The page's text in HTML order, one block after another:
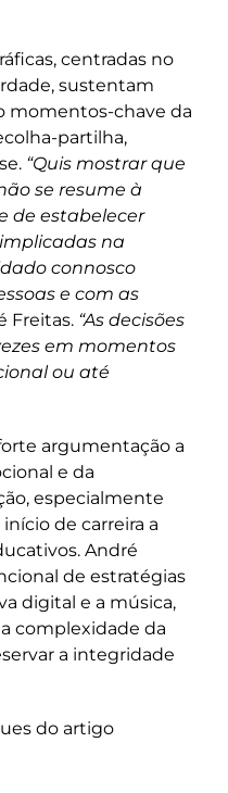
centradas no
sustentam
momentos-chave da
partilha,
“Quis mostrar que
se resume à
de estabelecer
na
connosco
e com as
Freitas. “As decisões
em momentos
ou até
argumentação a
e da
especialmente
de carreira a
André
de estratégias
digital e a música,
complexidade da
a integridade
do artigo